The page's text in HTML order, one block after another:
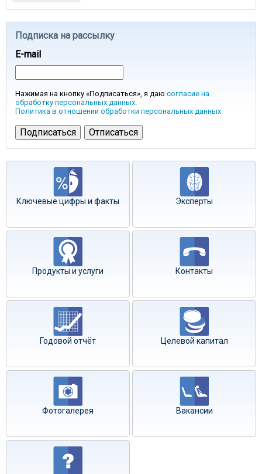
Подписка на рассылку
E-mail
Нажимая на кнопку «Подписаться», я даю согласие на
обработку персональных данных.
Политика в отношении обработки персональных данных
Ключевые цифры и факты Эксперты
Продукты и услуги Контакты
Годовой отчёт Целевой капитал
Фотогалерея Вакансии